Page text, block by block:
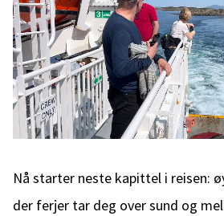
Nå starter neste kapittel i reisen:
der ferjer tar deg over sund og